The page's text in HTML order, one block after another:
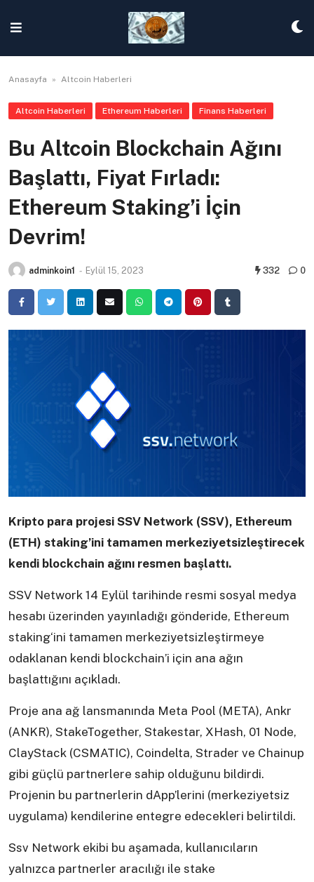
content
Anasayfa » Altcoin Haberleri
Altcoin Haberleri Ethereum Haberleri Finans Haberleri
Bu Altcoin Blockchain Ağını
Başlattı, Fiyat Fırladı:
Ethereum Staking’i İçin
Devrim!
adminkoin1 - Eylül 15, 2023 332 0
Kripto para projesi SSV Network (SSV), Ethereum
(ETH) staking’ini tamamen merkeziyetsizleştirecek
kendi blockchain ağını resmen başlattı.
SSV Network 14 Eylül tarihinde resmi sosyal medya
hesabı üzerinden yayınladığı gönderide, Ethereum
staking‘ini tamamen merkeziyetsizleştirmeye
odaklanan kendi blockchain’i için ana ağın
başlattığını açıkladı.
Proje ana ağ lansmanında Meta Pool (META), Ankr
(ANKR), StakeTogether, Stakestar, XHash, 01 Node,
ClayStack (CSMATIC), Coindelta, Strader ve Chainup
gibi güçlü partnerlere sahip olduğunu bildirdi.
Projenin bu partnerlerin dApp’lerini (merkeziyetsiz
uygulama) kendilerine entegre edecekleri belirtildi.
Ssv Network ekibi bu aşamada, kullanıcıların
yalnızca partnerler aracılığı ile stake